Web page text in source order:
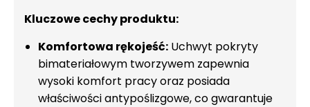
Kluczowe cechy produktu:
Komfortowa rękojeść: Uchwyt pokryty
bimateriałowym tworzywem zapewnia
wysoki komfort pracy oraz posiada
właściwości antypoślizgowe, co gwarantuje